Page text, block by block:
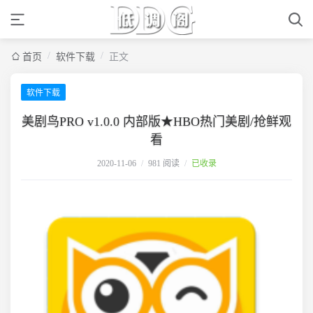
首页 / 软件下载 / 正文
软件下载
美剧鸟PRO v1.0.0 内部版★HBO热门美剧/抢鲜观
看
2020-11-06 / 981 阅读 / 已收录